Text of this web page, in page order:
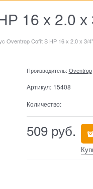
16 х 2.0
Oventrop Cofit S НР 16 х 2.0 х 3/
Производитель: Oventrop
Артикул: 15408
Количество:
509 руб.